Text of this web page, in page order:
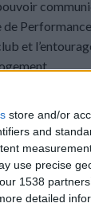
store and/or
and
use precise
1538
detailed
et